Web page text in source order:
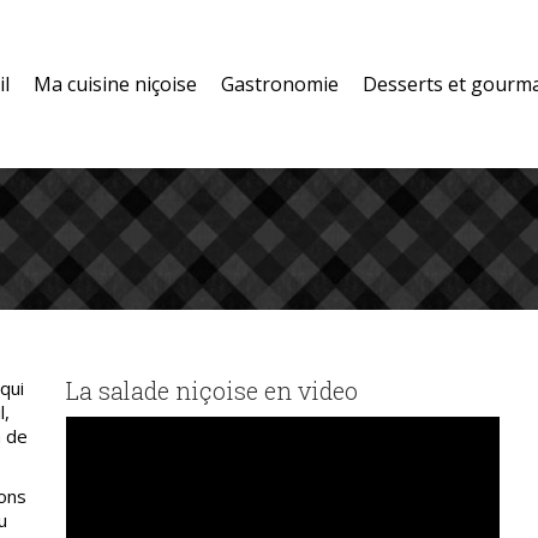
Ma cuisine niçoise Gastronomie Desserts et
Vous êtes ici :
de
La salade niçoise en video